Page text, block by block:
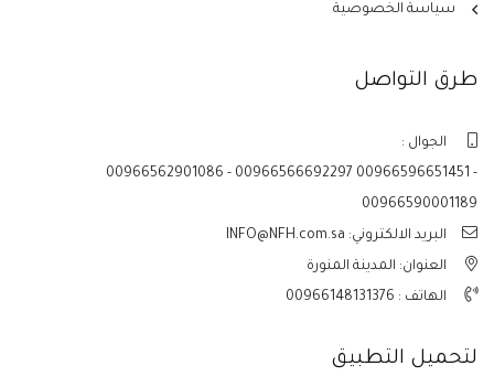
سياسة الخصوصية
طرق التواصل
الجوال :
00966562901086 - 00966566692297 00966596651451 -
00966590001189
البريد الالكتروني: INFO@NFH.com.sa
العنوان: المدينة المنورة
الهاتف : 00966148131376
لتحميل التطبيق